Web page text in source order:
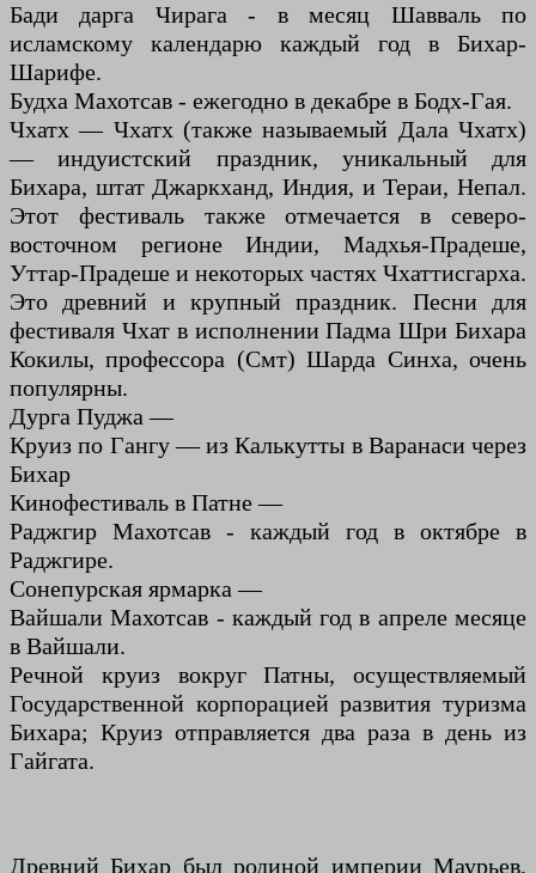
Бади дарга Чирага - в месяц Шавваль по
исламскому календарю каждый год в Бихар-
Шарифе.
Будха Махотсав - ежегодно в декабре в Бодх-Гая.
Чхатх — Чхатх (также называемый Дала Чхатх)
— индуистский праздник, уникальный для
Бихара, штат Джаркханд, Индия, и Тераи, Непал.
Этот фестиваль также отмечается в северо-
восточном регионе Индии, Мадхья-Прадеше,
Уттар-Прадеше и некоторых частях Чхаттисгарха.
Это древний и крупный праздник. Песни для
фестиваля Чхат в исполнении Падма Шри Бихара
Кокилы, профессора (Смт) Шарда Синха, очень
популярны.
Дурга Пуджа —
Круиз по Гангу — из Калькутты в Варанаси через
Бихар
Кинофестиваль в Патне —
Раджгир Махотсав - каждый год в октябре в
Раджгире.
Сонепурская ярмарка —
Вайшали Махотсав - каждый год в апреле месяце
в Вайшали.
Речной круиз вокруг Патны, осуществляемый
Государственной корпорацией развития туризма
Бихара; Круиз отправляется два раза в день из
Гайгата.
Древний Бихар был родиной империи Маурьев,